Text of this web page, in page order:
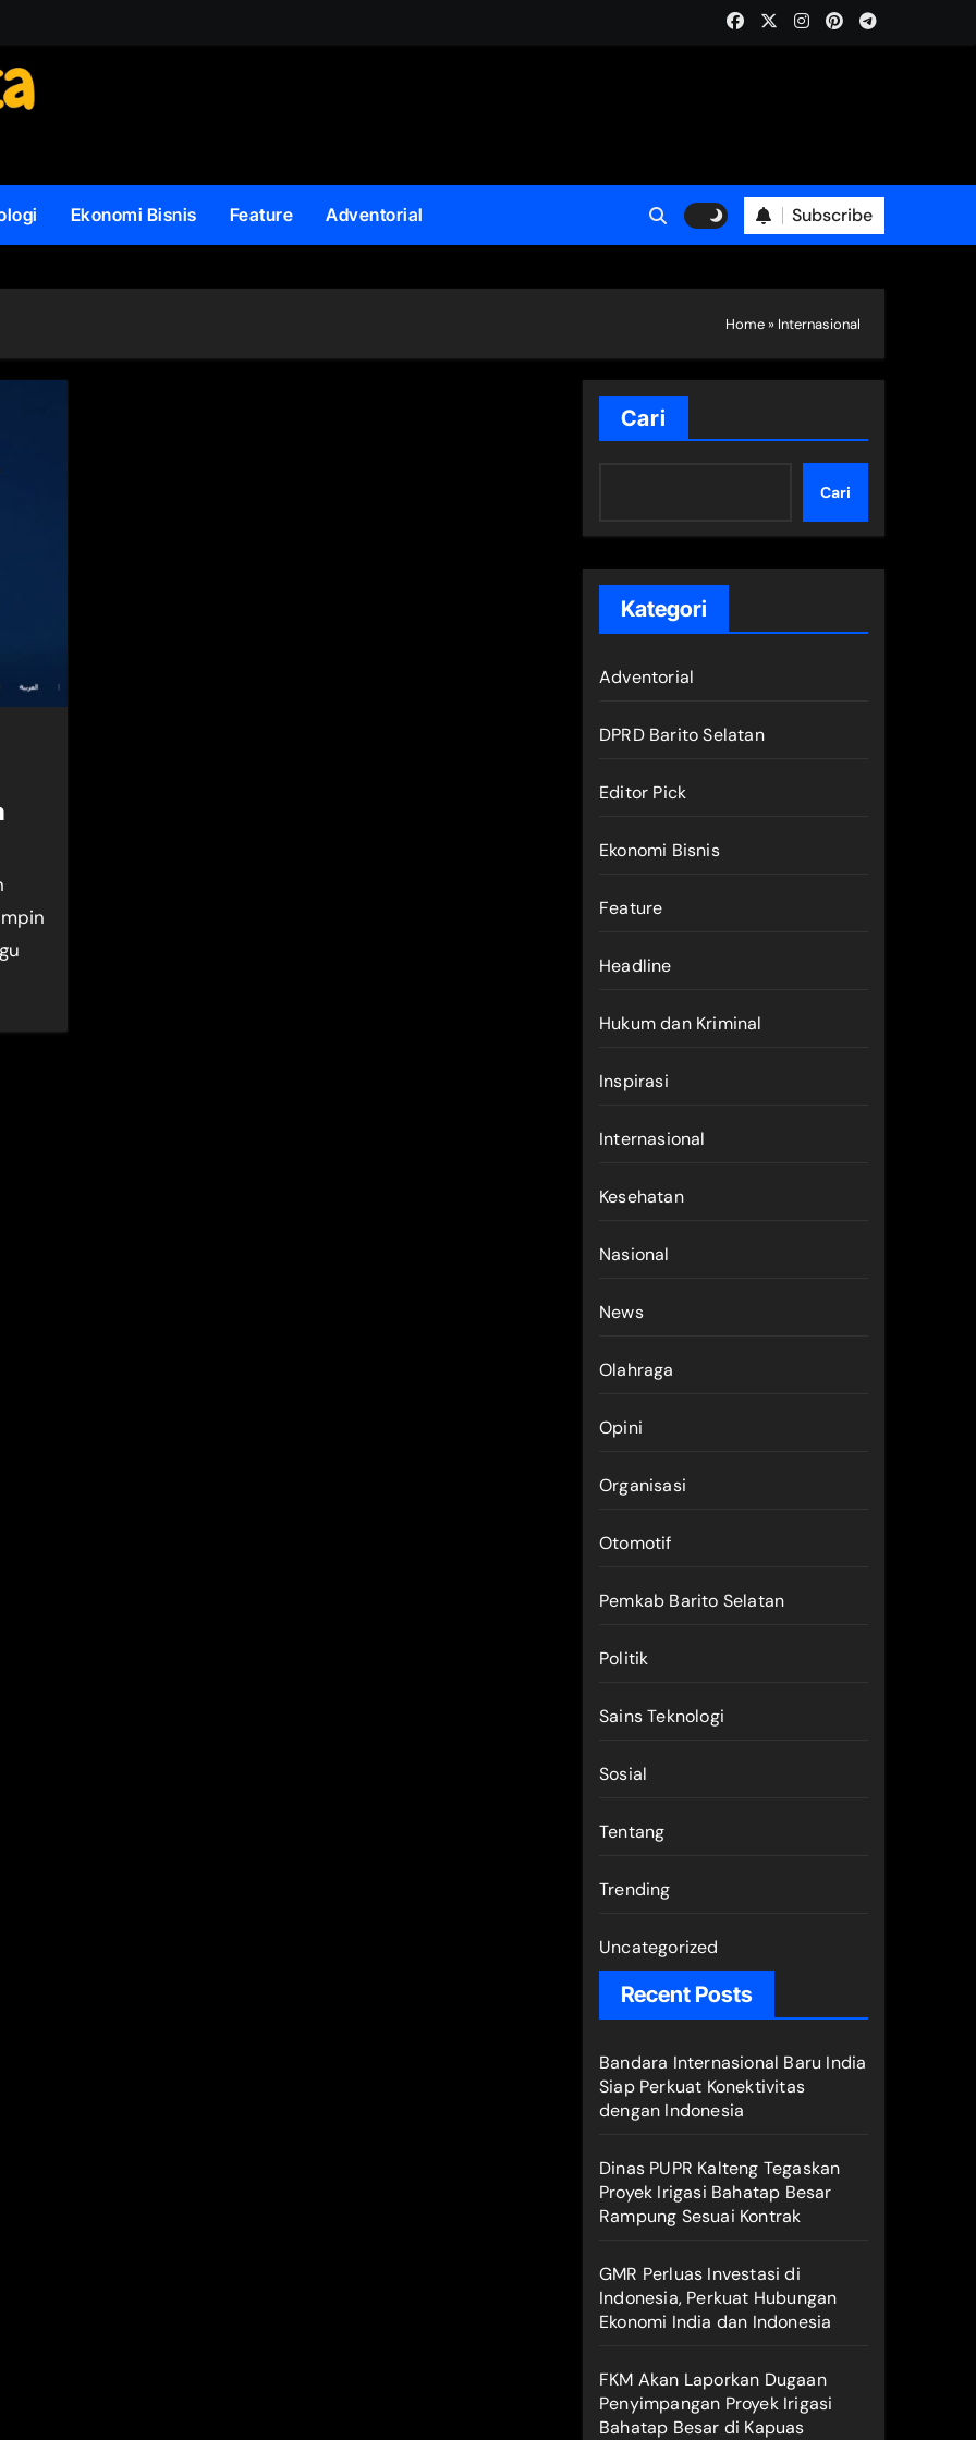
Ekonomi Bisnis Feature Adventorial Subscribe
Home » Internasional
Cari
Cari
Kategori
Adventorial
DPRD Barito Selatan
Editor Pick
Ekonomi Bisnis
Feature
Headline
Hukum dan Kriminal
Inspirasi
Internasional
Kesehatan
Nasional
News
Olahraga
Opini
Organisasi
Otomotif
Pemkab Barito Selatan
Politik
Sains Teknologi
Sosial
Tentang
Trending
Uncategorized
Recent Posts
Bandara Internasional Baru India
Siap Perkuat Konektivitas
dengan Indonesia
Dinas PUPR Kalteng Tegaskan
Proyek Irigasi Bahatap Besar
Rampung Sesuai Kontrak
GMR Perluas Investasi di
Indonesia, Perkuat Hubungan
Ekonomi India dan Indonesia
FKM Akan Laporkan Dugaan
Penyimpangan Proyek Irigasi
Bahatap Besar di Kapuas